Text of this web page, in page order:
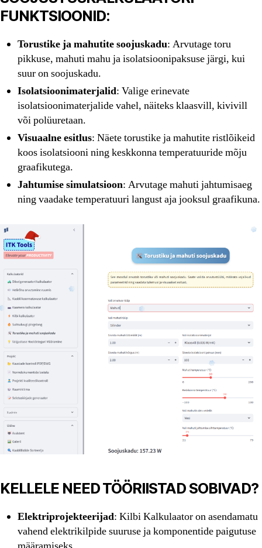
FUNKTSIOONID:
Torustike ja mahutite soojuskadu: Arvutage toru
pikkuse, mahuti mahu ja isolatsioonipaksuse järgi, kui
suur on soojuskadu.
Isolatsioonimaterjalid: Valige erinevate
isolatsioonimaterjalide vahel, näiteks klaasvill, kivivill
või polüuretaan.
Visuaalne esitlus: Näete torustike ja mahutite ristlõikeid
koos isolatsiooni ning keskkonna temperatuuride mõju
graafikutega.
Jahtumise simulatsioon: Arvutage mahuti jahtumisaeg
ning vaadake temperatuuri langust aja jooksul graafikuna.
KELLELE NEED TÖÖRIISTAD SOBIVAD?
Elektriprojekteerijad: Kilbi Kalkulaator on asendamatu
vahend elektrikilpide suuruse ja komponentide paigutuse